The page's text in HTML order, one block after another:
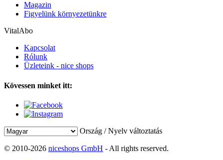
Magazin
Figyelünk környezetünkre
VitalAbo
Kapcsolat
Rólunk
Üzleteink - nice shops
Kövessen minket itt:
Ország / Nyelv változtatás
© 2010-2026 niceshops GmbH - All rights reserved.